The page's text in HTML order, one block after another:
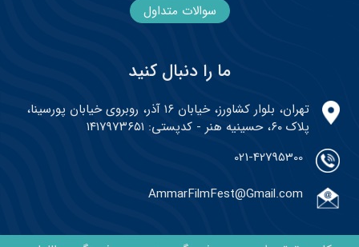
سوالات متداول
ما را دنبال کنید
تهران، بلوار کشاورز، خیابان ۱۶ آذر، روبروی خیابان پورسینا،
پلاک ۶۰، حسینیه هنر - کدپستی: ۱۴۱۷۹۷۳۶۵۱
021-42795300
AmmarFilmFest@Gmail.com